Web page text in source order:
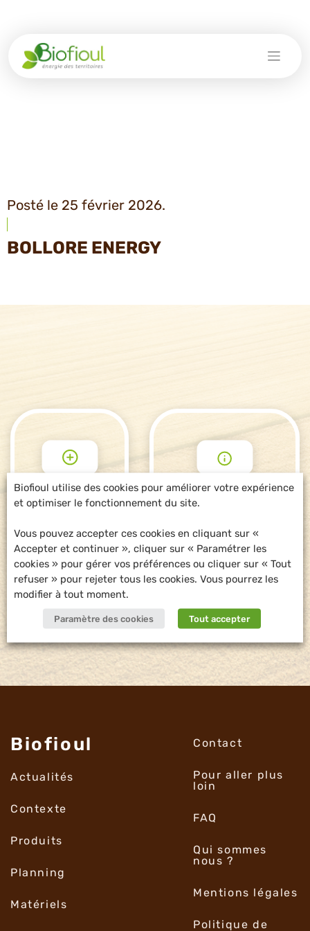
Posté le 25 février 2026.
BOLLORE ENERGY
POUR ALLER
PLUS LOIN
DEMANDE
D'INFORMATIONS
Biofioul
Actualités
Contexte
Produits
Planning
Matériels
Contact
Pour aller plus
loin
FAQ
Qui sommes
nous ?
Mentions légales
Politique de
Biofioul utilise des cookies pour améliorer votre expérience
et optimiser le fonctionnement du site.
Vous pouvez accepter ces cookies en cliquant sur «
Accepter et continuer », cliquer sur « Paramétrer les
cookies » pour gérer vos préférences ou cliquer sur « Tout
refuser » pour rejeter tous les cookies. Vous pourrez les
modifier à tout moment.
Paramètre des cookies Tout accepter